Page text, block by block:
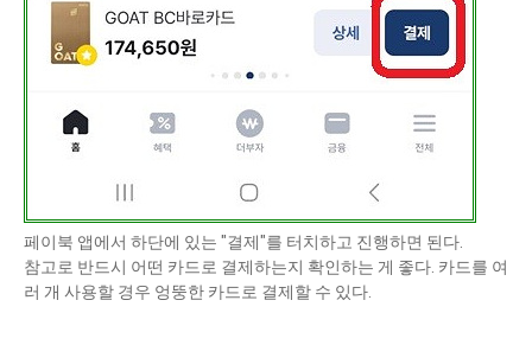
페이북 앱에서 하단에 있는 "결제"를 터치하고 진행하면 된다.
참고로 반드시 어떤 카드로 결제하는지 확인하는 게 좋다. 카드를 여
러 개 사용할 경우 엉뚱한 카드로 결제할 수 있다.